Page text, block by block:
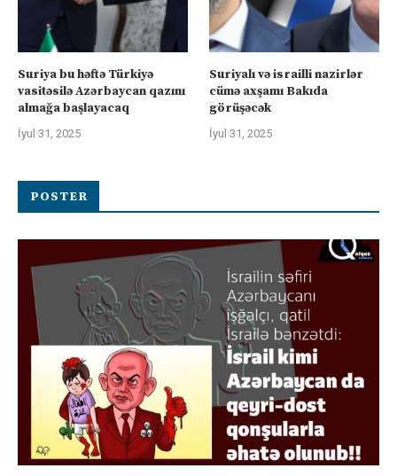
Suriya bu həftə Türkiyə
vasitəsilə Azərbaycan qazını
almağa başlayacaq
İyul 31, 2025
Suriyalı və israilli nazirlər
cümə axşamı Bakıda
görüşəcək
İyul 31, 2025
POSTER